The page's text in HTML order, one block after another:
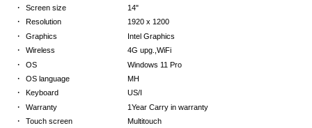
· Screen size 14"
· Resolution 1920 x 1200
· Graphics Intel Graphics
· Wireless 4G upg.,WiFi
· OS Windows 11 Pro
· OS language MH
· Keyboard US/I
· Warranty 1Year Carry in warranty
· Touch screen Multitouch